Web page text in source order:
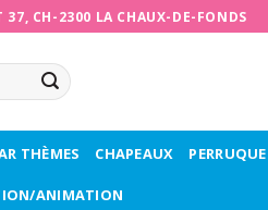
37, CH-2300 LA CHAUX-DE-FONDS
THÈMES CHAPEAUX
ANIMATION